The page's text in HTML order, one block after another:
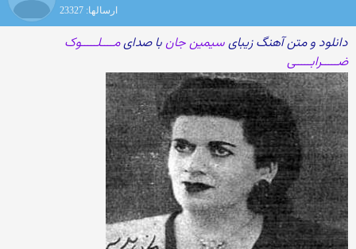
ارسالها: 23327
دانلود و متن آهنگ زیبایسیمین جان با صدایمــــلـــــوک
ضـــــرابـــــی